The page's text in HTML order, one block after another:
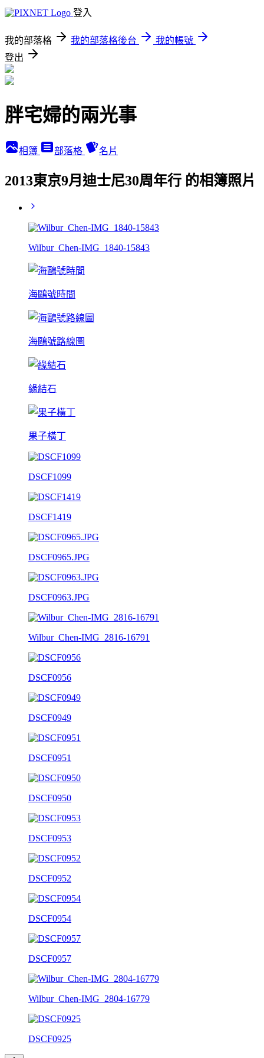
登入
我的部落格 我的部落格後台
我的帳號
登出
胖宅婦的兩光事
相簿 部落格 名片
2013東京9月迪士尼30周年行 的相簿照片
Wilbur_Chen-IMG_1840-15843
海鷗號時間
海鷗號路線圖
緣結石
果子橫丁
DSCF1099
DSCF1419
DSCF0965.JPG
DSCF0963.JPG
Wilbur_Chen-IMG_2816-16791
DSCF0956
DSCF0949
DSCF0951
DSCF0950
DSCF0953
DSCF0952
DSCF0954
DSCF0957
Wilbur_Chen-IMG_2804-16779
DSCF0925